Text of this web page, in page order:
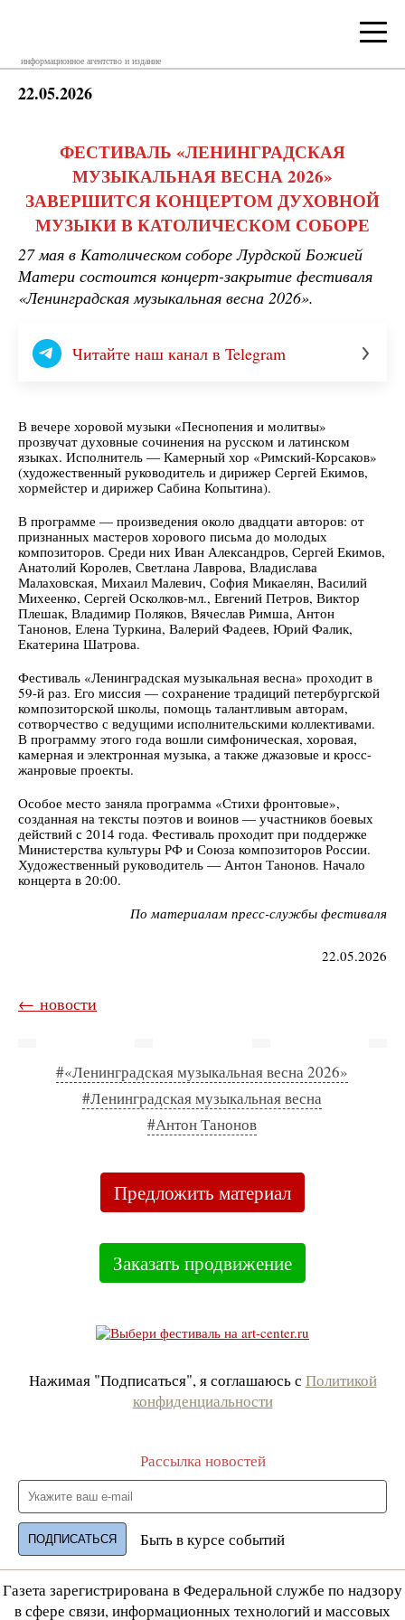
информационное агентство и издание
22.05.2026
ФЕСТИВАЛЬ «ЛЕНИНГРАДСКАЯ
МУЗЫКАЛЬНАЯ ВЕСНА 2026»
ЗАВЕРШИТСЯ КОНЦЕРТОМ ДУХОВНОЙ
МУЗЫКИ В КАТОЛИЧЕСКОМ СОБОРЕ
27 мая в Католическом соборе Лурдской Божией
Матери состоится концерт-закрытие фестиваля
«Ленинградская музыкальная весна 2026».
Читайте наш канал в Telegram
В вечере хоровой музыки «Песнопения и молитвы»
прозвучат духовные сочинения на русском и латинском
языках. Исполнитель — Камерный хор «Римский-Корсаков»
(художественный руководитель и дирижер Сергей Екимов,
хормейстер и дирижер Сабина Копытина).
В программе — произведения около двадцати авторов: от
признанных мастеров хорового письма до молодых
композиторов. Среди них Иван Александров, Сергей Екимов,
Анатолий Королев, Светлана Лаврова, Владислава
Малаховская, Михаил Малевич, София Микаелян, Василий
Михеенко, Сергей Осколков-мл., Евгений Петров, Виктор
Плешак, Владимир Поляков, Вячеслав Римша, Антон
Танонов, Елена Туркина, Валерий Фадеев, Юрий Фалик,
Екатерина Шатрова.
Фестиваль «Ленинградская музыкальная весна» проходит в
59-й раз. Его миссия — сохранение традиций петербургской
композиторской школы, помощь талантливым авторам,
сотворчество с ведущими исполнительскими коллективами.
В программу этого года вошли симфоническая, хоровая,
камерная и электронная музыка, а также джазовые и кросс-
жанровые проекты.
Особое место заняла программа «Стихи фронтовые»,
созданная на тексты поэтов и воинов — участников боевых
действий с 2014 года. Фестиваль проходит при поддержке
Министерства культуры РФ и Союза композиторов России.
Художественный руководитель — Антон Танонов. Начало
концерта в 20:00.
По материалам пресс-службы фестиваля
22.05.2026
← новости
#«Ленинградская музыкальная весна 2026»
#Ленинградская музыкальная весна
#Антон Танонов
Предложить материал
Заказать продвижение
Нажимая "Подписаться", я соглашаюсь с Политикой
конфиденциальности
Рассылка новостей
Быть в курсе событий
Газета зарегистрирована в Федеральной службе по надзору
в сфере связи, информационных технологий и массовых